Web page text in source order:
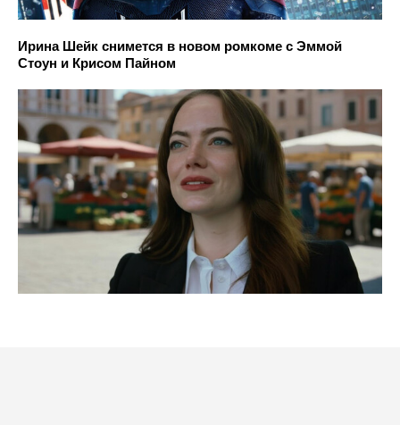
Ирина Шейк снимется в новом ромкоме с Эммой
Стоун и Крисом Пайном